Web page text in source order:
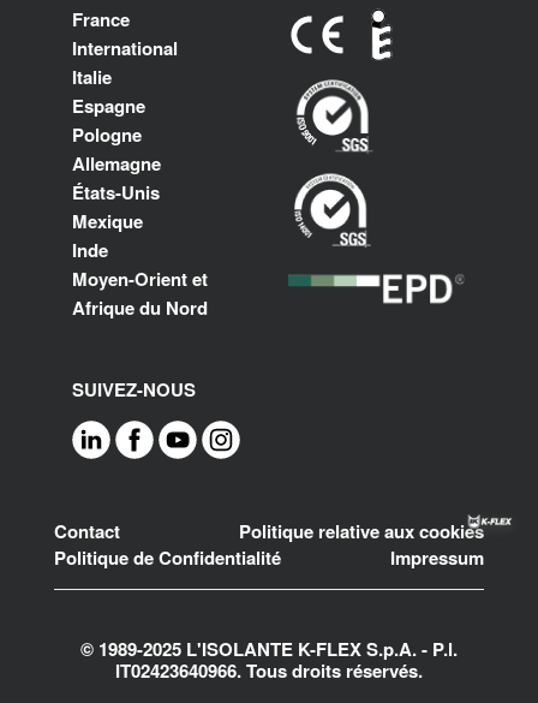
France
International
Italie
Espagne
Pologne
Allemagne
États-Unis
Mexique
Inde
Moyen-Orient et
Afrique du Nord
SUIVEZ-NOUS
Footer
Contact
Politique relative aux cookies
Politique de Confidentialité
Impressum
© 1989-2025 L'ISOLANTE K-FLEX S.p.A. - P.l.
IT02423640966. Tous droits réservés.